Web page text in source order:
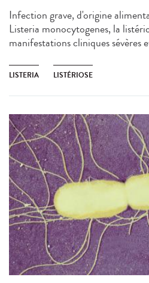
Infection grave, d'origine
Listeria monocytogenes, la
manifestations cliniques sévères
LISTERIA LISTÉRIOSE